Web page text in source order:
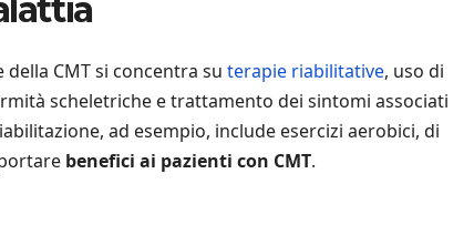
CMT si concentra su terapie riabilitative, uso di
scheletriche e trattamento dei sintomi associati
ad esempio, include esercizi aerobici, di
benefici ai pazienti con CMT.